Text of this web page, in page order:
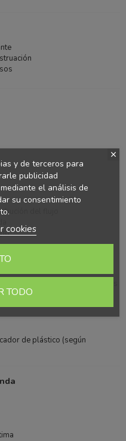
del flujo
siguiendo las instrucciones
necesidad.
de plástico (según
y de terceros para
publicidad
el análisis de
su consentimiento
cookies
TODO